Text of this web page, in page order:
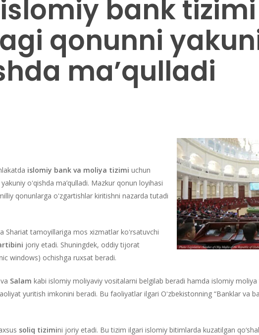
bank tizimi
qonunni
ma’qulladi
islomiy bank va moliya tizimi uchun
oʻqishda ma’qulladi. Mazkur qonun loyihasi
qonunlarga oʻzgartishlar kiritishni nazarda tutadi
Shariat tamoyillariga mos xizmatlar koʻrsatuvchi
joriy etadi. Shuningdek, oddiy tijorat
windows) ochishga ruxsat beradi.
va Salam kabi islomiy moliyaviy vositalarni belgilab beradi hamda islomiy
yuritish imkonini beradi. Bu faoliyatlar ilgari Oʻzbekistonning “Banklar va
soliq tizimini joriy etadi. Bu tizim ilgari islomiy bitimlarda kuzatilgan